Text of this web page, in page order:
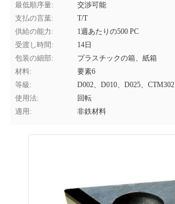
最低順序量:
交渉可能
支払の言葉:
T/T
供給の能力:
1週あたりの500 PC
受渡し時間:
14日
包装の細部:
プラスチックの箱、紙箱
材料:
要素6
等級:
D002、D010、D025、CTM302
使用法:
回転
適用:
非鉄材料